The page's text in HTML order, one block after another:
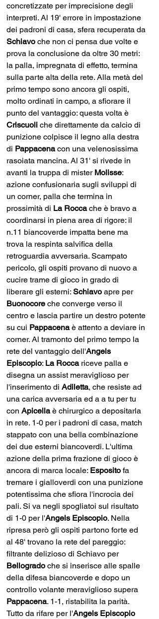
concretizzate per imprecisione degli
interpreti. Al 19' errore in impostazione
dei padroni di casa, sfera recuperata da
Schiavo che non ci pensa due volte e
prova la conclusione da oltre 30 metri:
la palla, impregnata di effetto, termina
sulla parte alta della rete. Alla metà del
primo tempo sono ancora gli ospiti,
molto ordinati in campo, a sfiorare il
punto del vantaggio: questa volta è
Criscuoli che direttamente da calcio di
punizione colpisce il legno alla destra
di Pappacena con una velenosissima
rasoiata mancina. Al 31' si rivede in
avanti la truppa di mister Molisse:
azione confusionaria sugli sviluppi di
un corner, palla che termina in
prossimità di La Rocca che è bravo a
coordinarsi in piena area di rigore: il
n.11 biancoverde impatta bene ma
trova la respinta salvifica della
retroguardia avversaria. Scampato
pericolo, gli ospiti provano di nuovo a
cucire trame di gioco in grado di
liberare gli esterni: Schiavo apre per
Buonocore che converge verso il
centro e lascia partire un destro potente
su cui Pappacena è attento a deviare in
corner. Al tramonto del primo tempo la
rete del vantaggio dell'Angels
Episcopio: La Rocca riceve palla e
disegna un assist meraviglioso per
l'inserimento di Adiletta, che resiste ad
una carica avversaria ed a a tu per tu
con Apicella è chirurgico a depositarla
in rete. 1-0 per i padroni di casa, match
stappato con una bella combinazione
dei due esterni biancoverdi. L'ultima
azione della prima frazione di gioco è
ancora di marca locale: Esposito fa
tremare i gialloverdi con una punizione
potentissima che sfiora l'incrocia dei
pali. Si va negli spogliatoi sul risultato
di 1-0 per l'Angels Episcopio. Nella
ripresa però gli ospiti partono forte ed
al 48' trovano la rete del pareggio:
filtrante delizioso di Schiavo per
Bellogrado che si inserisce alle spalle
della difesa biancoverde e dopo un
controllo volante meraviglioso supera
Pappacena. 1-1, ristabilita la parità.
Tutto da rifare per l'Angels Episcopio